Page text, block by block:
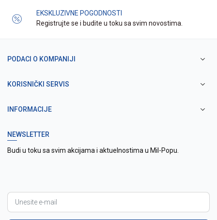
EKSKLUZIVNE POGODNOSTI
Registrujte se i budite u toku sa svim novostima.
PODACI O KOMPANIJI
KORISNIČKI SERVIS
INFORMACIJE
NEWSLETTER
Budi u toku sa svim akcijama i aktuelnostima u Mil-Popu.